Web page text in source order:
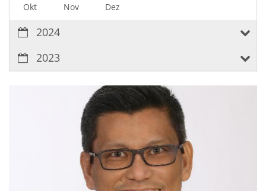
Okt Nov Dez
2024
2023